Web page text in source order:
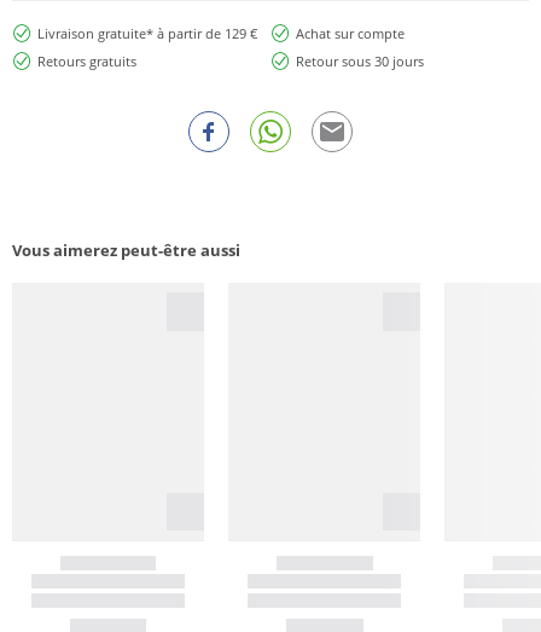
Livraison gratuite* à partir de 129 €
Achat sur compte
Retours gratuits
Retour sous 30 jours
Vous aimerez peut-être aussi